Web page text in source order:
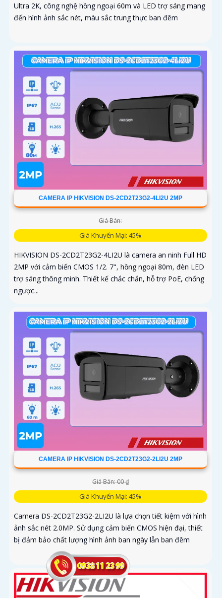
Ultra 2K, công nghệ hồng ngoại 60m và LED trợ sáng mang
đến hình ảnh sắc nét, màu sắc trung thực ban đêm
CAMERA IP HIKVISION DS-2CD2T23G2-4LI2U 2MP
Giá Bán:
Giá Khuyến Mại: 45%
HIKVISION DS-2CD2T23G2-4LI2U là camera an ninh Full HD
2MP với cảm biến CMOS 1/2. 7", hồng ngoại 80m, đèn LED
trợ sáng thông minh. Thiết kế chắc chắn, hỗ trợ PoE, chống
ngược...
CAMERA IP HIKVISION DS-2CD2T23G2-2LI2U 2MP
Giá Bán: 00 ₫
Giá Khuyến Mại: 45%
Camera DS-2CD2T23G2-2LI2U là lựa chọn tiết kiệm với hình
ảnh sắc nét 2.0MP. Sử dụng cảm biến CMOS hiện đại, thiết
bị đảm bảo chất lượng hình ảnh ban ngày lẫn ban đêm